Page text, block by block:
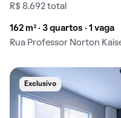
R$ 8.692 total
162 m² · 3 quartos · 1 vaga
Rua Professor Norton
Exclusivo